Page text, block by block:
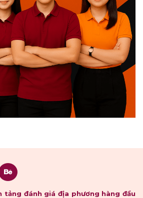
tảng đánh giá địa phương hàng đầu